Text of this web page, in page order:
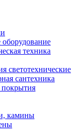
техника
светотехнические
сантехника
камины